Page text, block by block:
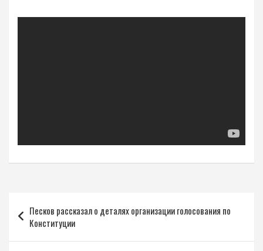
по
записям
Песков рассказал о деталях организации голосования по
Конституции